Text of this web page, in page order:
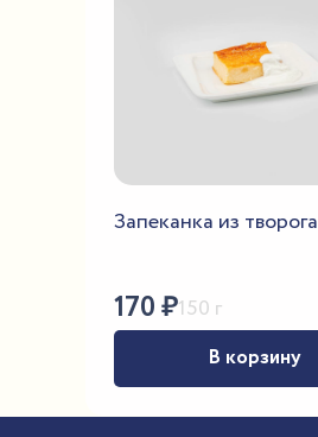
Запеканка из творога
170₽150 г
В корзину